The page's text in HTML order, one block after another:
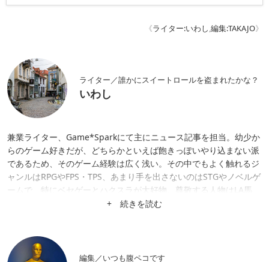
《ライター:いわし 編集:TAKAJO》
ライター／誰かにスイートロールを盗まれたかな？
いわし
兼業ライター、Game*Sparkにて主にニュース記事を担当。幼少か
らのゲーム好きだが、どちらかといえば飽きっぽいやり込まない派
であるため、そのゲーム経験は広く浅い。その中でもよく触れるジ
ャンルはRPGやFPS・TPS、あまり手を出さないのはSTGやノベルゲ
ームで、特にベセゲーとハクスラが大好物。尊敬する人物はLA馬
+ 続きを読む
編集／いつも腹ペコです